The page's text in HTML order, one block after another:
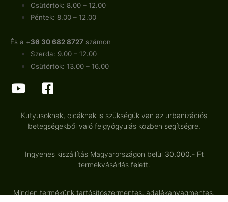
Csütörtök: 8.00 – 12.00
Péntek: 8.00 – 12.00
És a +36 30 682 8727 számon
Szerda: 9.00 – 12.00
Csütörtök: 13.00 – 16.00
Kutyusoknak, cicáknak is szükségük van az urbanizációs
betegségekből való felgyógyulás közben segítségre.
Ingyenes kiszállítás Magyarországon belül 30.000.- Ft
termékvásárlás felett.
Minden termékünk tartósítószermentes, adalékanyagmentes,